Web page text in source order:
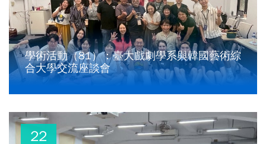
學術活動（81）：臺大戲劇學系與韓國藝術綜
合大學交流座談會
22